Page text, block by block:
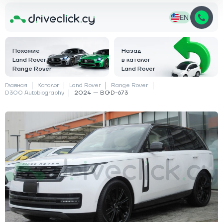
EN
Похожие
Land Rover
Range Rover
Назад
в каталог
Land Rover
Главная Каталог Land Rover
Range Rover
D300 Autobiography
2024 — BGD-673